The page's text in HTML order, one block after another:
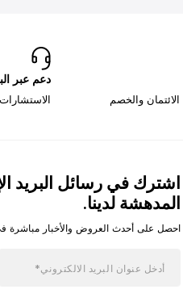
والخصم
دعم عبر
الاستشارات
اشترك في رسائل البريد
المدهشة لدينا.
احصل على أحدث العروض والأخبار مباشرة